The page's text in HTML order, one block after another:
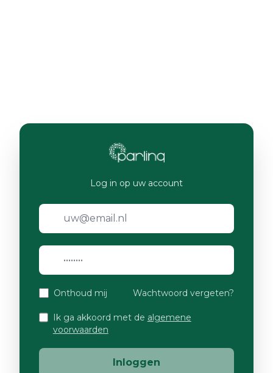
Log in op uw account
Onthoud mij Wachtwoord vergeten?
Ik ga akkoord met de algemene
voorwaarden
Inloggen